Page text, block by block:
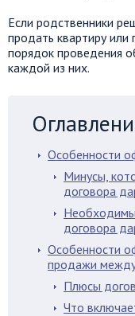
Если родственники
продать квартиру или
порядок проведения
каждой из них.
Особенности
Минусы,
договора
договора
Особенности
продажи
Плюсы
Что